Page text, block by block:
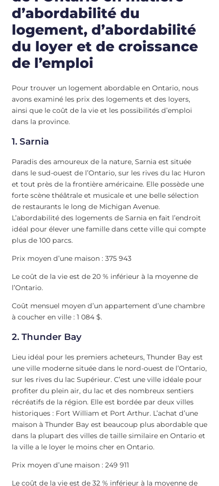
d’abordabilité du
logement, d’abordabilité
du loyer et de croissance
de l’emploi
Pour trouver un logement abordable en Ontario, nous
avons examiné les prix des logements et des loyers,
ainsi que le coût de la vie et les possibilités d’emploi
dans la province.
1. Sarnia
Paradis des amoureux de la nature, Sarnia est située
dans le sud-ouest de l’Ontario, sur les rives du lac Huron
et tout près de la frontière américaine. Elle possède une
forte scène théâtrale et musicale et une belle sélection
de restaurants le long de Michigan Avenue.
L’abordabilité des logements de Sarnia en fait l’endroit
idéal pour élever une famille dans cette ville qui compte
plus de 100 parcs.
Prix moyen d’une maison : 375 943
Le coût de la vie est de 20 % inférieur à la moyenne de
l’Ontario.
Coût mensuel moyen d’un appartement d’une chambre
à coucher en ville : 1 084 $.
2. Thunder Bay
Lieu idéal pour les premiers acheteurs, Thunder Bay est
une ville moderne située dans le nord-ouest de l’Ontario,
sur les rives du lac Supérieur. C’est une ville idéale pour
profiter du plein air, du lac et des nombreux sentiers
récréatifs de la région. Elle est bordée par deux villes
historiques : Fort William et Port Arthur. L’achat d’une
maison à Thunder Bay est beaucoup plus abordable que
dans la plupart des villes de taille similaire en Ontario et
la ville a le loyer le moins cher en Ontario.
Prix moyen d’une maison : 249 911
Le coût de la vie est de 32 % inférieur à la moyenne de